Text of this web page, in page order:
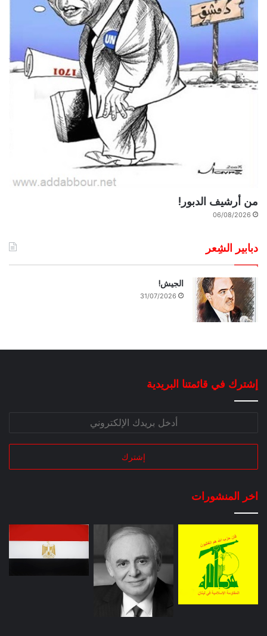
من أرشيف الدبور!
06/08/2026
دبابير الشِعر
الجيش!
31/07/2026
إشترك في قائمتنا البريدية
اخر المنشورات